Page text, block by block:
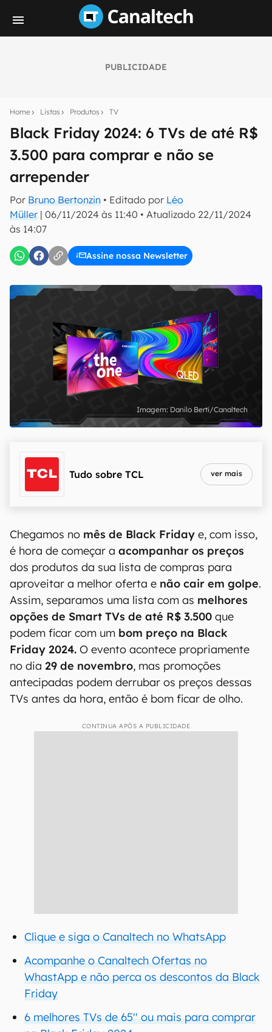
PUBLICIDADE
Home Listas Produtos TV
Black Friday 2024: 6 TVs de até R$
3.500 para comprar e não se
arrepender
Por Bruno Bertonzin • Editado por Léo
Müller | 06/11/2024 às 11:40 • Atualizado 22/11/2024
às 14:07
Assine nossa Newsletter
notícias e reviews sobre tecnologia em primeira
mão.
E-mail
inscreva-se
Uso e Política de Privacidade do Canaltech.
Danilo Berti/Canaltech
Tudo sobre TCL ver mais
Chegamos no mês de Black Friday e, com isso,
é hora de começar a acompanhar os preços
dos produtos da sua lista de compras para
aproveitar a melhor oferta e não cair em golpe.
Assim, separamos uma lista com as melhores
opções de Smart TVs de até R$ 3.500 que
podem ficar com um bom preço na Black
Friday 2024. O evento acontece propriamente
no dia 29 de novembro, mas promoções
antecipadas podem derrubar os preços dessas
TVs antes da hora, então é bom ficar de olho.
CONTINUA APÓS A PUBLICIDADE
Clique e siga o Canaltech no WhatsApp
Acompanhe o Canaltech Ofertas no
WhastApp e não perca os descontos da Black
Friday
6 melhores TVs de 65'' ou mais para comprar